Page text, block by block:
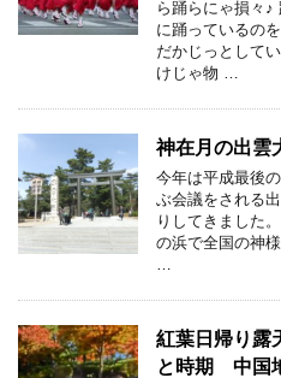
ら踊らにゃ損々♪
に踊っているの
だかじっとして
けじゃ物 …
神在月の出雲
今年は平成最後
ぶ会議をされる
りしてきました
の浜で全国の神
紅葉日帰り露
と時期 中国